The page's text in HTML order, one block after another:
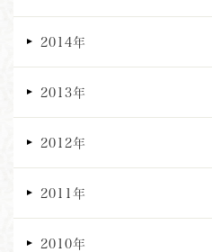
2014年
2013年
2012年
2011年
2010年